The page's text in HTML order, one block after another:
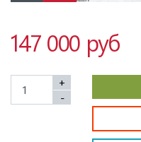
147 000 руб
+
-